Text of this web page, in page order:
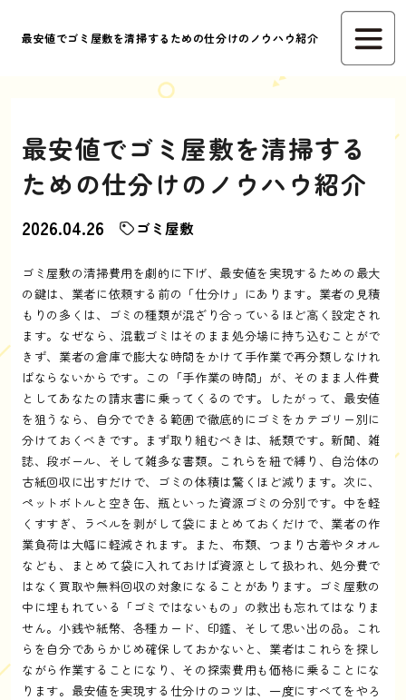
最安値でゴミ屋敷を清掃するための仕分けのノウハウ紹介
最安値でゴミ屋敷を清掃する
ための仕分けのノウハウ紹介
2026.04.26 ゴミ屋敷
ゴミ屋敷の清掃費用を劇的に下げ、最安値を実現するための最大
の鍵は、業者に依頼する前の「仕分け」にあります。業者の見積
もりの多くは、ゴミの種類が混ざり合っているほど高く設定され
ます。なぜなら、混載ゴミはそのまま処分場に持ち込むことがで
きず、業者の倉庫で膨大な時間をかけて手作業で再分類しなけれ
ばならないからです。この「手作業の時間」が、そのまま人件費
としてあなたの請求書に乗ってくるのです。したがって、最安値
を狙うなら、自分でできる範囲で徹底的にゴミをカテゴリー別に
分けておくべきです。まず取り組むべきは、紙類です。新聞、雑
誌、段ボール、そして雑多な書類。これらを紐で縛り、自治体の
古紙回収に出すだけで、ゴミの体積は驚くほど減ります。次に、
ペットボトルと空き缶、瓶といった資源ゴミの分別です。中を軽
くすすぎ、ラベルを剥がして袋にまとめておくだけで、業者の作
業負荷は大幅に軽減されます。また、布類、つまり古着やタオル
なども、まとめて袋に入れておけば資源として扱われ、処分費で
はなく買取や無料回収の対象になることがあります。ゴミ屋敷の
中に埋もれている「ゴミではないもの」の救出も忘れてはなりま
せん。小銭や紙幣、各種カード、印鑑、そして思い出の品。これ
らを自分であらかじめ確保しておかないと、業者はこれらを探し
ながら作業することになり、その探索費用も価格に乗ることにな
ります。最安値を実現する仕分けのコツは、一度にすべてをやろ